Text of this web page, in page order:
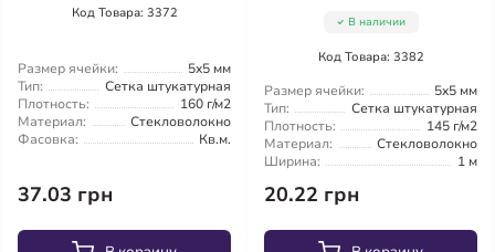
Код Товара: 3372
Размер ячейки:
5x5 мм
Тип:
Сетка штукатурная
Плотность:
160 г/м2
Материал:
Стекловолокно
Фасовка:
Кв.м.
37.03 грн
В наличии
Код Товара: 3382
Размер ячейки:
5x5 мм
Тип:
Сетка штукатурная
Плотность:
145 г/м2
Материал:
Стекловолокно
Ширина:
1 м
20.22 грн